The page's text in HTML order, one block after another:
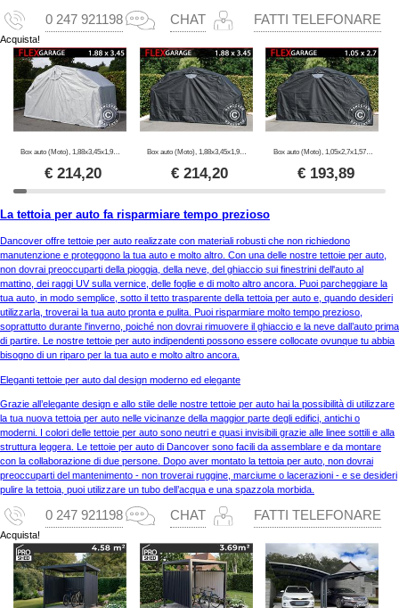
0 247 921198 CHAT FATTI TELEFONARE
Acquista!
Box auto (Moto), 1,88x3,45x1,9m, Grigio
€214,20
Box auto (Moto), 1,88x3,45x1,9m, Nero
€ 214,20
Box auto (Moto), 1,05x2,7x1,57m, Nero
€ 193,89
La tettoia per auto fa risparmiare tempo prezioso
Dancover offre tettoie per auto realizzate con materiali robusti che non richiedono
manutenzione e proteggono la tua auto e molto altro. Con una delle nostre tettoie per auto,
non dovrai preoccuparti della pioggia, della neve, del ghiaccio sui finestrini dell'auto al
mattino, dei raggi UV sulla vernice, delle foglie e di molto altro ancora. Puoi parcheggiare la
tua auto, in modo semplice, sotto il tetto trasparente della tettoia per auto e, quando desideri
utilizzarla, troverai la tua auto pronta e pulita. Puoi risparmiare molto tempo prezioso,
soprattutto durante l'inverno, poiché non dovrai rimuovere il ghiaccio e la neve dall’auto prima
di partire. Le nostre tettoie per auto indipendenti possono essere collocate ovunque tu abbia
bisogno di un riparo per la tua auto e molto altro ancora.
Eleganti tettoie per auto dal design moderno ed elegante
Grazie all’elegante design e allo stile delle nostre tettoie per auto hai la possibilità di utilizzare
la tua nuova tettoia per auto nelle vicinanze della maggior parte degli edifici, antichi o
moderni. I colori delle tettoie per auto sono neutri e quasi invisibili grazie alle linee sottili e alla
struttura leggera. Le tettoie per auto di Dancover sono facili da assemblare e da montare
con la collaborazione di due persone. Dopo aver montato la tettoia per auto, non dovrai
preoccuparti del mantenimento - non troverai ruggine, marciume o lacerazioni - e se desideri
pulire la tettoia, puoi utilizzare un tubo dell’acqua e una spazzola morbida.
0 247 921198 CHAT FATTI TELEFONARE
Acquista!